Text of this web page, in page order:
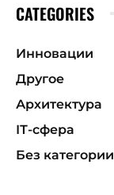
CATEGORIES
Инновации
Другое
Архитектура
ІТ-сфера
Без категории